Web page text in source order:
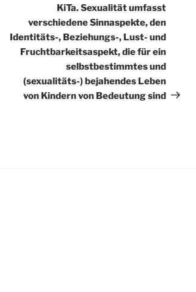
KiTa. Sexualität umfasst
verschiedene Sinnaspekte, den
Identitäts-, Beziehungs-, Lust- und
Fruchtbarkeitsaspekt, die für ein
selbstbestimmtes und
(sexualitäts-) bejahendes Leben
von Kindern von Bedeutung sind